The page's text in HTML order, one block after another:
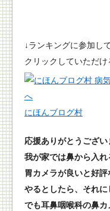
↓ランキングに参加し
クリックしていただけ
にほんブログ村
応援ありがとうござい
我が家では鼻から入れ
胃カメラが良いと好評
やるとしたら、それに
でも耳鼻咽喉科の鼻カ